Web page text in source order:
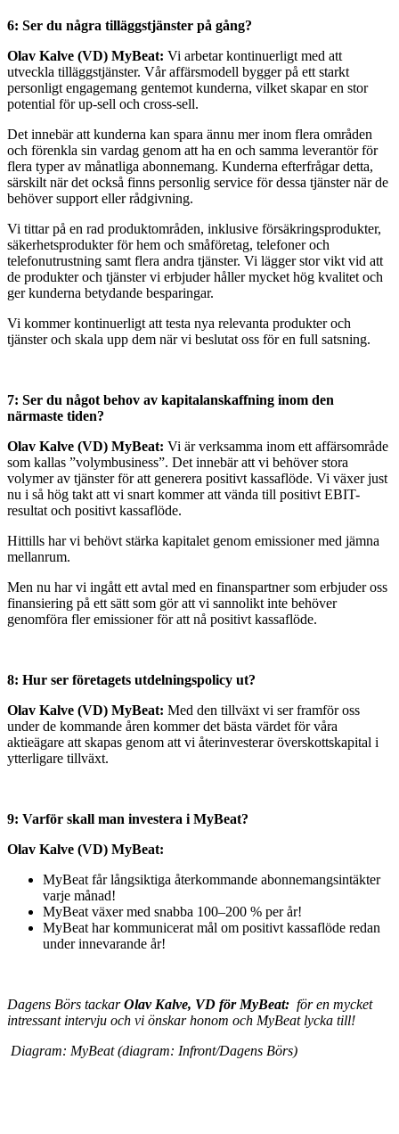
6: Ser du några tilläggstjänster på gång?
Olav Kalve (VD) MyBeat: Vi arbetar kontinuerligt med att
utveckla tilläggstjänster. Vår affärsmodell bygger på ett starkt
personligt engagemang gentemot kunderna, vilket skapar en stor
potential för up-sell och cross-sell.
Det innebär att kunderna kan spara ännu mer inom flera områden
och förenkla sin vardag genom att ha en och samma leverantör för
flera typer av månatliga abonnemang. Kunderna efterfrågar detta,
särskilt när det också finns personlig service för dessa tjänster när de
behöver support eller rådgivning.
Vi tittar på en rad produktområden, inklusive försäkringsprodukter,
säkerhetsprodukter för hem och småföretag, telefoner och
telefonutrustning samt flera andra tjänster. Vi lägger stor vikt vid att
de produkter och tjänster vi erbjuder håller mycket hög kvalitet och
ger kunderna betydande besparingar.
Vi kommer kontinuerligt att testa nya relevanta produkter och
tjänster och skala upp dem när vi beslutat oss för en full satsning.
7: Ser du något behov av kapitalanskaffning inom den
närmaste tiden?
Olav Kalve (VD) MyBeat: Vi är verksamma inom ett affärsområde
som kallas ”volymbusiness”. Det innebär att vi behöver stora
volymer av tjänster för att generera positivt kassaflöde. Vi växer just
nu i så hög takt att vi snart kommer att vända till positivt EBIT-
resultat och positivt kassaflöde.
Hittills har vi behövt stärka kapitalet genom emissioner med jämna
mellanrum.
Men nu har vi ingått ett avtal med en finanspartner som erbjuder oss
finansiering på ett sätt som gör att vi sannolikt inte behöver
genomföra fler emissioner för att nå positivt kassaflöde.
8: Hur ser företagets utdelningspolicy ut?
Olav Kalve (VD) MyBeat: Med den tillväxt vi ser framför oss
under de kommande åren kommer det bästa värdet för våra
aktieägare att skapas genom att vi återinvesterar överskottskapital i
ytterligare tillväxt.
9: Varför skall man investera i MyBeat?
Olav Kalve (VD) MyBeat:
MyBeat får långsiktiga återkommande abonnemangsintäkter
varje månad!
MyBeat växer med snabba 100–200 % per år!
MyBeat har kommunicerat mål om positivt kassaflöde redan
under innevarande år!
Dagens Börs tackarOlav Kalve, VD för MyBeat: för en mycket
intressant intervju och vi önskar honom och MyBeat lycka till!
Diagram: MyBeat (diagram: Infront/Dagens Börs)